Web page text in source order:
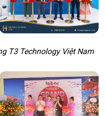
T3 Technology Việt Nam